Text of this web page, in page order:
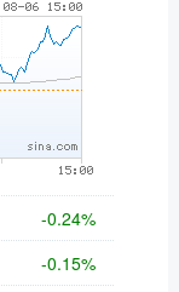
-0.24%
-0.15%